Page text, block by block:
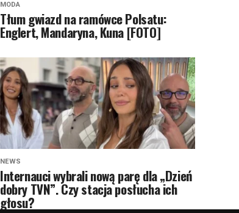
MODA
Tłum gwiazd na ramówce Polsatu:
Englert, Mandaryna, Kuna [FOTO]
NEWS
Internauci wybrali nową parę dla „Dzień
dobry TVN”. Czy stacja posłucha ich
głosu?